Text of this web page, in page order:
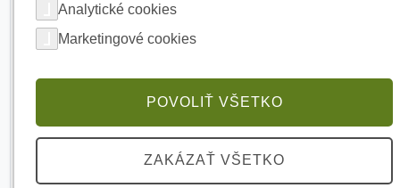
Analytické cookies
Marketingové cookies
POVOLIŤ VŠETKO
ZAKÁZAŤ VŠETKO